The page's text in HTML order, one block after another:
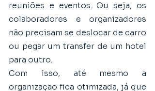
reuniões e eventos. Ou seja, os
colaboradores e organizadores
não precisam se deslocar de carro
ou pegar um transfer de um hotel
para outro.
Com isso, até mesmo a
organização fica otimizada, já que